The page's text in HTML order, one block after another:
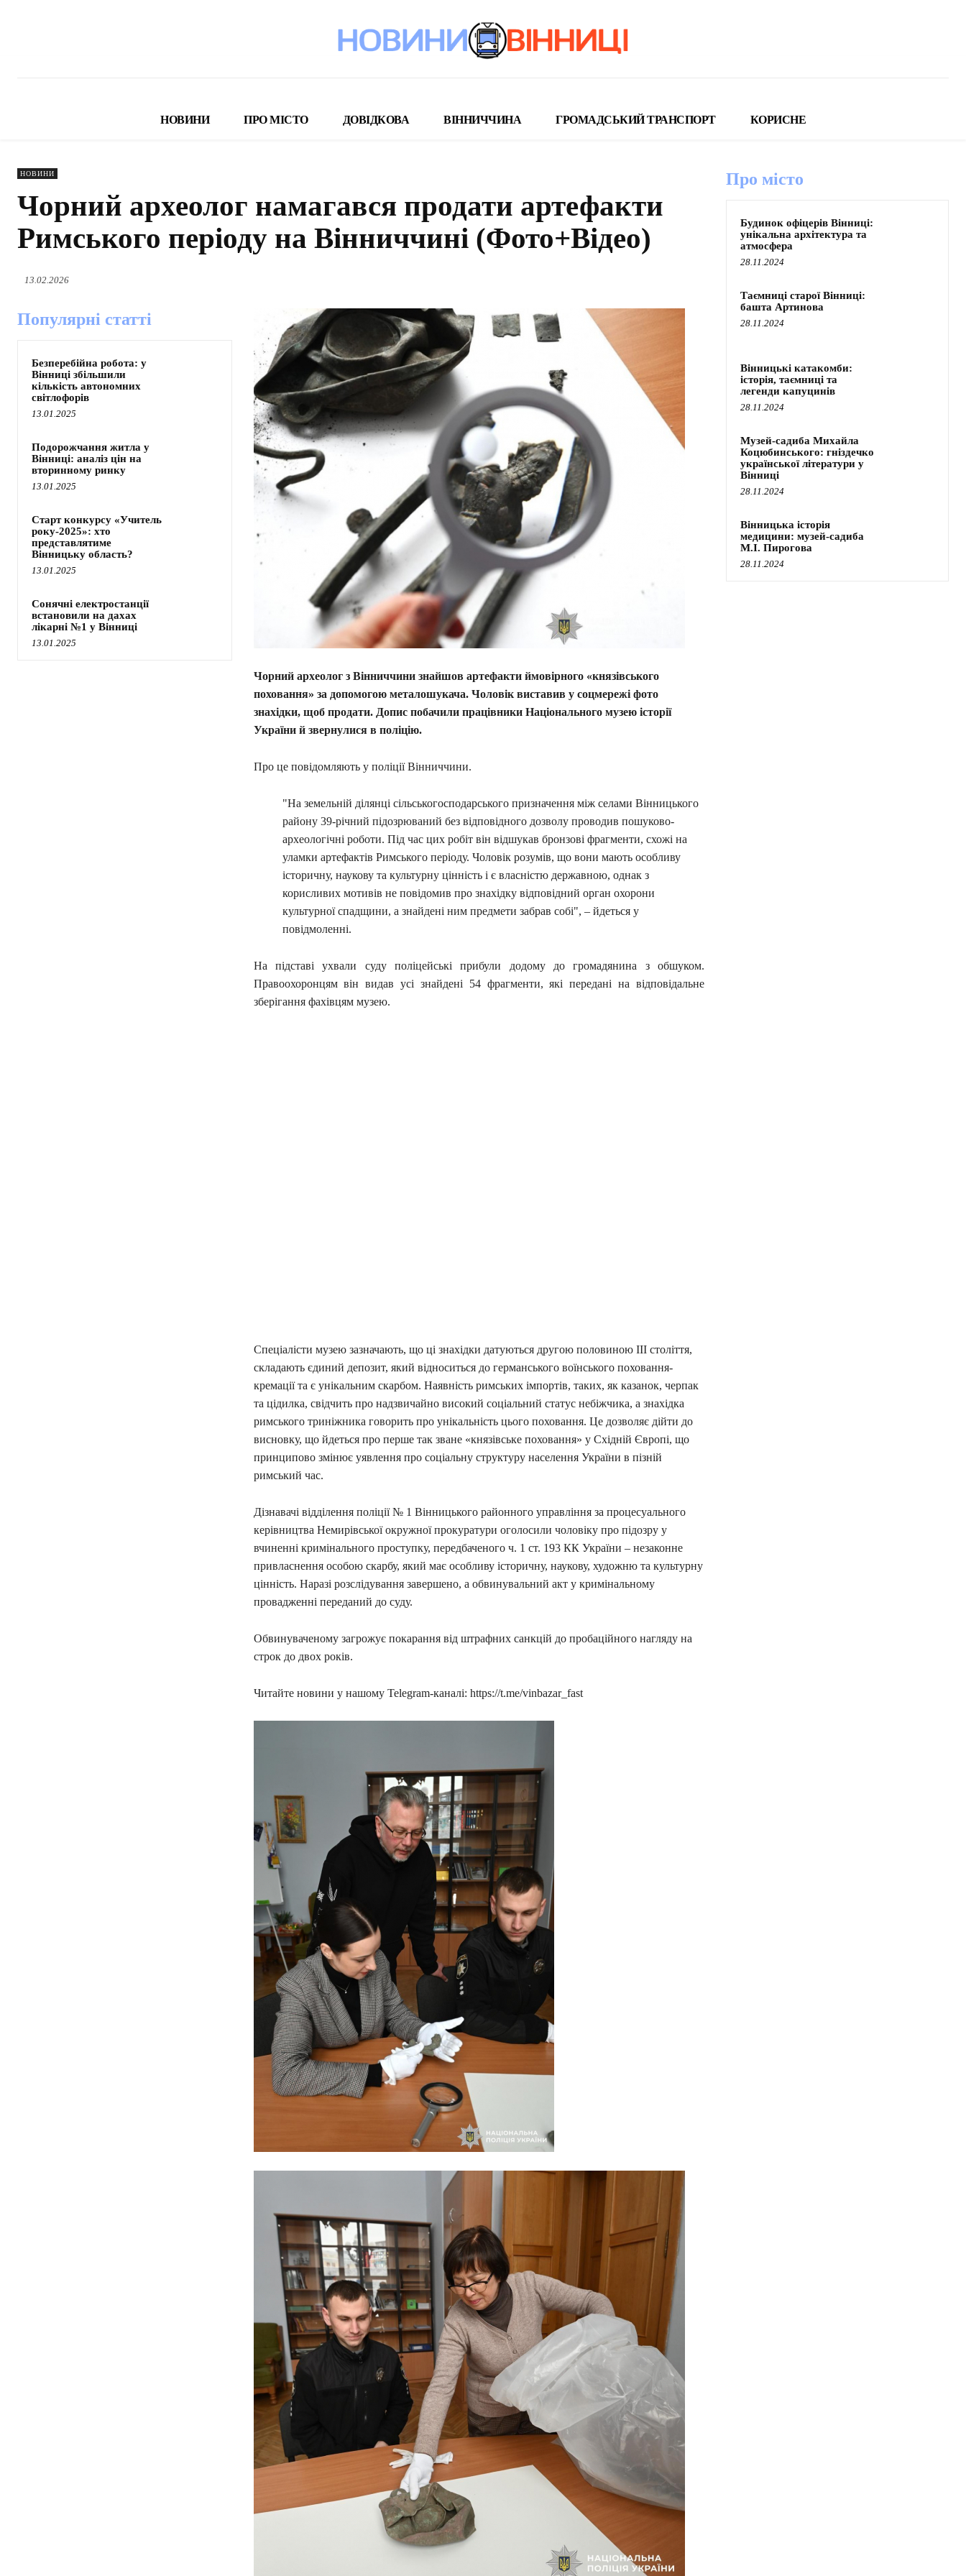
НОВИНИ ПРО МІСТО ДОВІДКОВА ВІННИЧЧИНА ГРОМАДСЬКИЙ ТРАНСПОРТ КОРИСНЕ
НОВИНИ
Чорний археолог намагався продати артефакти
Римського періоду на Вінниччині (Фото+Відео)
13.02.2026
Популярні статті
Безперебійна робота: у
Вінниці збільшили
кількість автономних
світлофорів
13.01.2025
Подорожчання житла у
Вінниці: аналіз цін на
вторинному ринку
13.01.2025
Старт конкурсу «Учитель
року-2025»: хто
представлятиме
Вінницьку область?
13.01.2025
Сонячні електростанції
встановили на дахах
лікарні №1 у Вінниці
13.01.2025
Чорний археолог з Вінниччини знайшов артефакти ймовірного «князівського
поховання» за допомогою металошукача. Чоловік виставив у соцмережі фото
знахідки, щоб продати. Допис побачили працівники Національного музею історії
України й звернулися в поліцію.
Про це повідомляють у поліції Вінниччини.
"На земельній ділянці сільськогосподарського призначення між селами Вінницького
району 39-річний підозрюваний без відповідного дозволу проводив пошуково-
археологічні роботи. Під час цих робіт він відшукав бронзові фрагменти, схожі на
уламки артефактів Римського періоду. Чоловік розумів, що вони мають особливу
історичну, наукову та культурну цінність і є власністю державною, однак з
корисливих мотивів не повідомив про знахідку відповідний орган охорони
культурної спадщини, а знайдені ним предмети забрав собі", – йдеться у
повідмоленні.
На підставі ухвали суду поліцейські прибули додому до громадянина з обшуком.
Правоохоронцям він видав усі знайдені 54 фрагменти, які передані на відповідальне
зберігання фахівцям музею.
Спеціалісти музею зазначають, що ці знахідки датуються другою половиною ІІІ століття,
складають єдиний депозит, який відноситься до германського воїнського поховання-
кремації та є унікальним скарбом. Наявність римських імпортів, таких, як казанок, черпак
та цідилка, свідчить про надзвичайно високий соціальний статус небіжчика, а знахідка
римського триніжника говорить про унікальність цього поховання. Це дозволяє дійти до
висновку, що йдеться про перше так зване «князівське поховання» у Східній Європі, що
принципово змінює уявлення про соціальну структуру населення України в пізній
римський час.
Дізнавачі відділення поліції № 1 Вінницького районного управління за процесуального
керівництва Немирівської окружної прокуратури оголосили чоловіку про підозру у
вчиненні кримінального проступку, передбаченого ч. 1 ст. 193 КК України – незаконне
привласнення особою скарбу, який має особливу історичну, наукову, художню та культурну
цінність. Наразі розслідування завершено, а обвинувальний акт у кримінальному
провадженні переданий до суду.
Обвинуваченому загрожує покарання від штрафних санкцій до пробаційного нагляду на
строк до двох років.
Читайте новини у нашому Telegram-каналі: https://t.me/vinbazar_fast
Про місто
Будинок офіцерів Вінниці:
унікальна архітектура та
атмосфера
28.11.2024
Таємниці старої Вінниці:
башта Артинова
28.11.2024
Вінницькі катакомби:
історія, таємниці та
легенди капуцинів
28.11.2024
Музей-садиба Михайла
Коцюбинського: гніздечко
української літератури у
Вінниці
28.11.2024
Вінницька історія
медицини: музей-садиба
М.І. Пирогова
28.11.2024